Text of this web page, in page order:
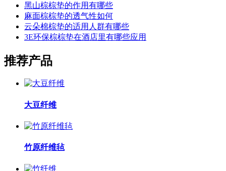
黑山棕棕垫的作用有哪些
麻面棕棕垫的透气性如何
云朵棉棕垫的适用人群有哪些
3E环保棕棕垫在酒店里有哪些应用
推荐产品
大豆纤维
竹原纤维毡